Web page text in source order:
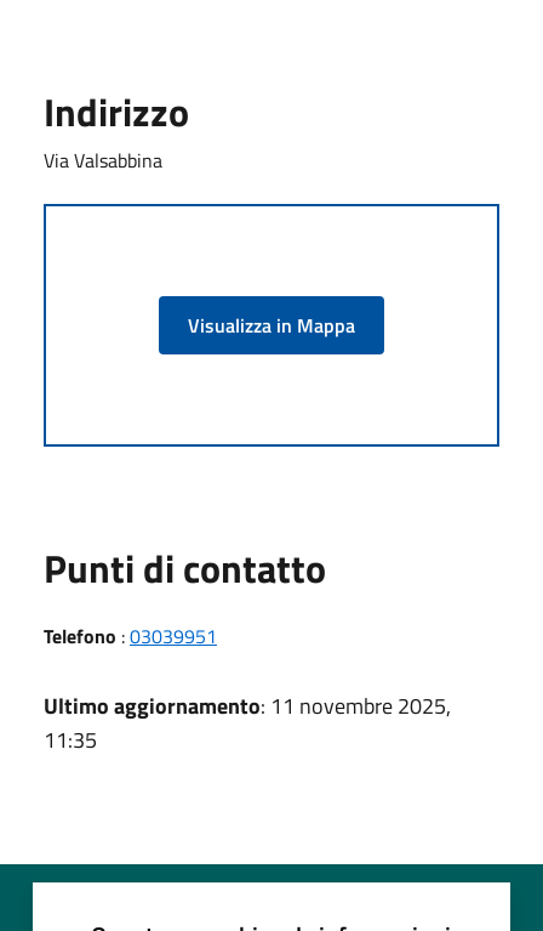
Indirizzo
Via Valsabbina
Visualizza in Mappa
Punti di contatto
Telefono :03039951
Ultimo aggiornamento: 11 novembre 2025,
11:35